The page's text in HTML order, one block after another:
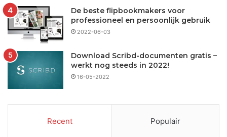
De beste flipbookmakers voor
professioneel en persoonlijk gebruik
2022-06-03
Download Scribd-documenten gratis –
werkt nog steeds in 2022!
16-05-2022
Recent Populair